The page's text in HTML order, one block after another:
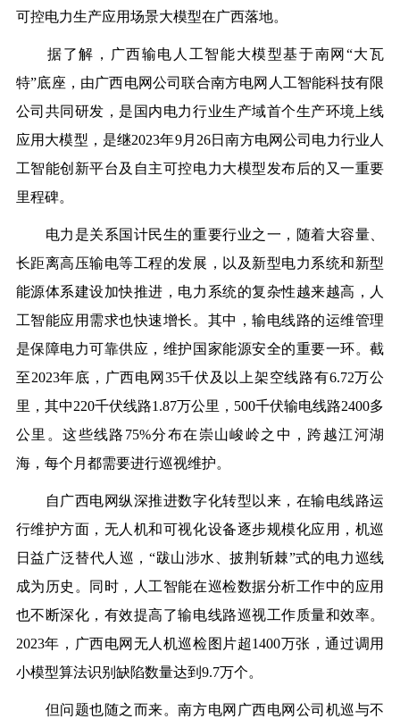
可控电力生产应用场景大模型在广西落地。
据了解，广西输电人工智能大模型基于南网“大瓦
特”底座，由广西电网公司联合南方电网人工智能科技有限
公司共同研发，是国内电力行业生产域首个生产环境上线
应用大模型，是继2023年9月26日南方电网公司电力行业人
工智能创新平台及自主可控电力大模型发布后的又一重要
里程碑。
电力是关系国计民生的重要行业之一，随着大容量、
长距离高压输电等工程的发展，以及新型电力系统和新型
能源体系建设加快推进，电力系统的复杂性越来越高，人
工智能应用需求也快速增长。其中，输电线路的运维管理
是保障电力可靠供应，维护国家能源安全的重要一环。截
至2023年底，广西电网35千伏及以上架空线路有6.72万公
里，其中220千伏线路1.87万公里，500千伏输电线路2400多
公里。这些线路75%分布在崇山峻岭之中，跨越江河湖
海，每个月都需要进行巡视维护。
自广西电网纵深推进数字化转型以来，在输电线路运
行维护方面，无人机和可视化设备逐步规模化应用，机巡
日益广泛替代人巡，“跋山涉水、披荆斩棘”式的电力巡线
成为历史。同时，人工智能在巡检数据分析工作中的应用
也不断深化，有效提高了输电线路巡视工作质量和效率。
2023年，广西电网无人机巡检图片超1400万张，通过调用
小模型算法识别缺陷数量达到9.7万个。
但问题也随之而来。南方电网广西电网公司机巡与不